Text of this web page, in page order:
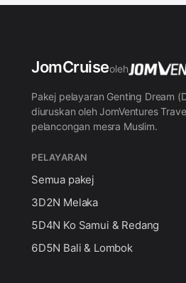
JomCruiseoleh
Pakej pelayaran Genting Dream
diuruskan oleh JomVentures
pelancongan mesra Muslim.
PELAYARAN
Semua pakej
3D2N Melaka
5D4N Ko Samui & Redang
6D5N Bali & Lombok